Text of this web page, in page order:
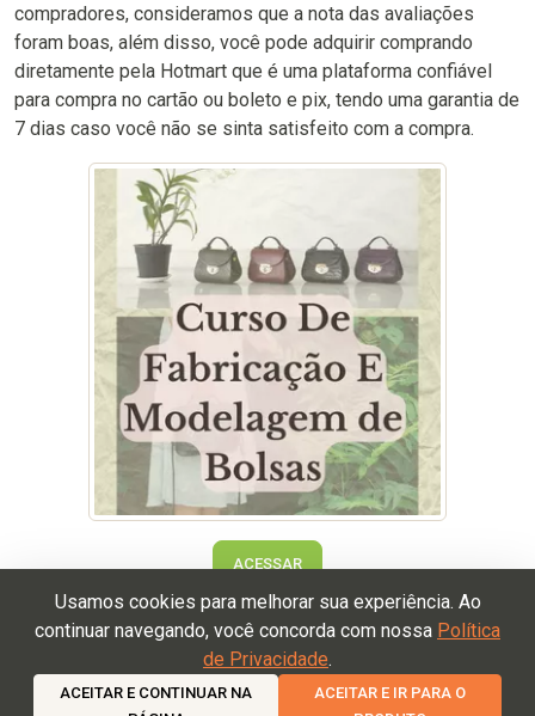
compradores, consideramos que a nota das avaliações
foram boas, além disso, você pode adquirir comprando
diretamente pela Hotmart que é uma plataforma confiável
para compra no cartão ou boleto e pix, tendo uma garantia de
7 dias caso você não se sinta satisfeito com a compra.
Usamos cookies para melhorar sua experiência. Ao
continuar navegando, você concorda com nossa Política
de Privacidade.
ACEITAR E CONTINUAR NA
ACEITAR E IR PARA O
ACESSAR
Política de Devolução
Privacidade